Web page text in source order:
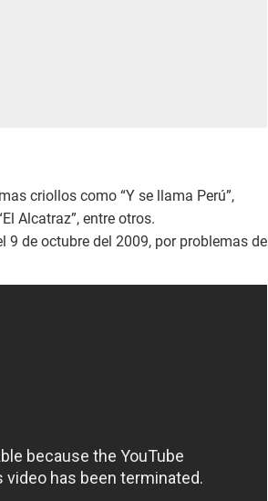
criollos como “Y se llama Perú”,
Alcatraz”, entre otros.
9 de octubre del 2009, por problemas de